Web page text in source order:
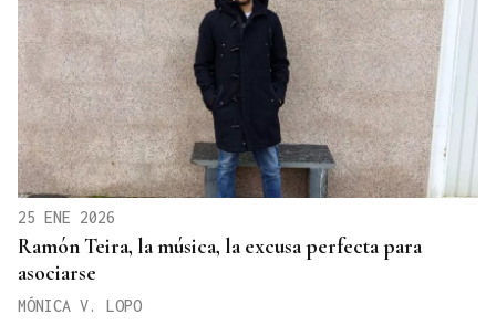
25 ENE 2026
Ramón Teira, la música, la excusa perfecta para
asociarse
MÓNICA V. LOPO